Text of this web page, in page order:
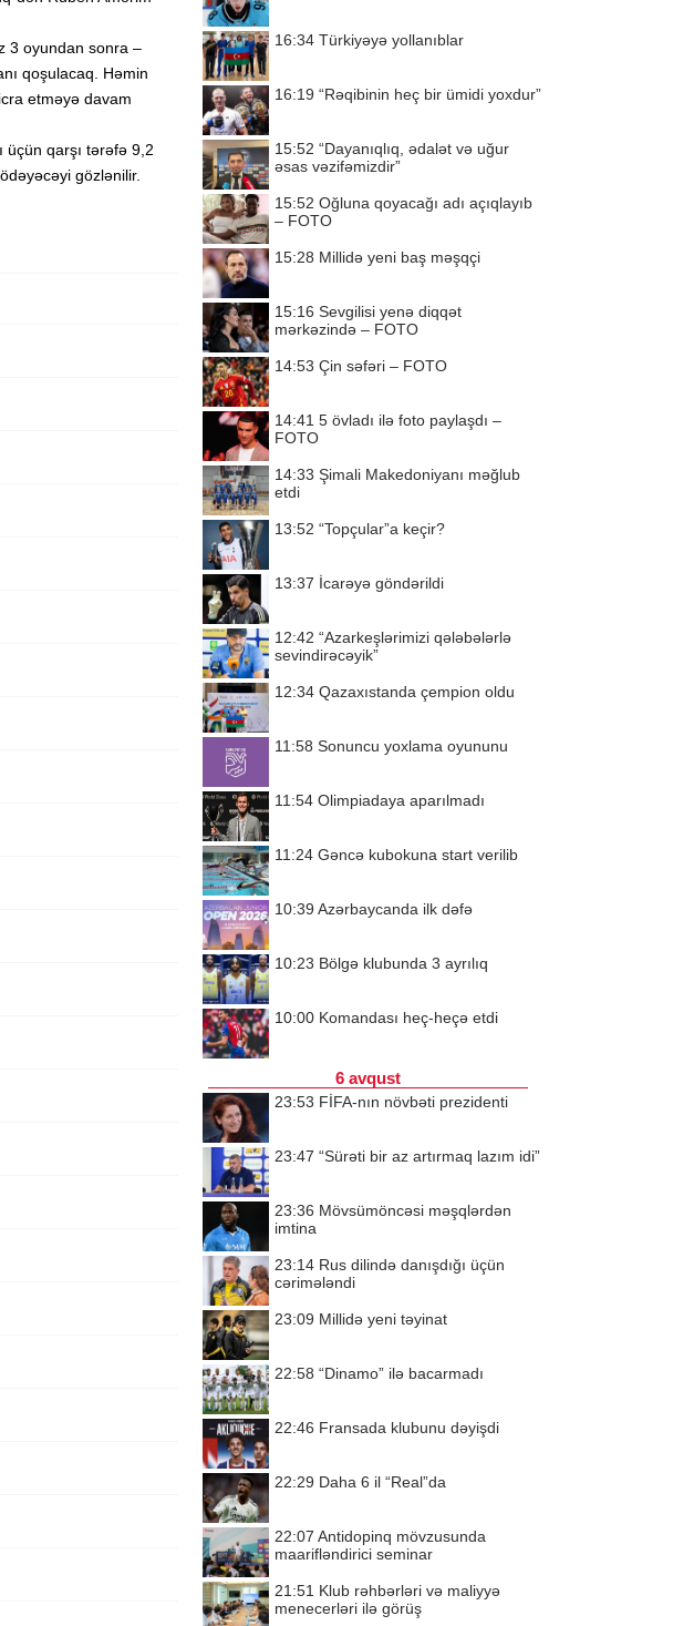
3 oyundan sonra –
qoşulacaq. Həmin
etməyə davam
üçün qarşı tərəfə 9,2
gözlənilir.
16:34 Türkiyəyə yollanıblar
16:19 “Rəqibinin heç bir ümidi yoxdur”
15:52 “Dayanıqlıq, ədalət və uğur
əsas vəzifəmizdir”
15:52 Oğluna qoyacağı adı açıqlayıb
– FOTO
15:28 Millidə yeni baş məşqçi
15:16 Sevgilisi yenə diqqət
mərkəzində – FOTO
14:53 Çin səfəri – FOTO
14:41 5 övladı ilə foto paylaşdı –
FOTO
14:33 Şimali Makedoniyanı məğlub
etdi
13:52 “Topçular”a keçir?
13:37 İcarəyə göndərildi
12:42 “Azarkeşlərimizi qələbələrlə
sevindirəcəyik”
12:34 Qazaxıstanda çempion oldu
11:58 Sonuncu yoxlama oyununu
11:54 Olimpiadaya aparılmadı
11:24 Gəncə kubokuna start verilib
10:39 Azərbaycanda ilk dəfə
10:23 Bölgə klubunda 3 ayrılıq
10:00 Komandası heç-heçə etdi
6 avqust
23:53 FİFA-nın növbəti prezidenti
23:47 “Sürəti bir az artırmaq lazım idi”
23:36 Mövsümöncəsi məşqlərdən
imtina
23:14 Rus dilində danışdığı üçün
cərimələndi
23:09 Millidə yeni təyinat
22:58 “Dinamo” ilə bacarmadı
22:46 Fransada klubunu dəyişdi
22:29 Daha 6 il “Real”da
22:07 Antidopinq mövzusunda
maarifləndirici seminar
21:51 Klub rəhbərləri və maliyyə
menecerləri ilə görüş